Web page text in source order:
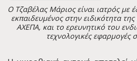
Ο Τζαβέλας Μάριος είναι ιατρός με
εκπαιδευμένος στην ειδικότητα
ΑΧΕΠΑ, και το ερευνητικό του
τεχνολογικές εφαρμογές